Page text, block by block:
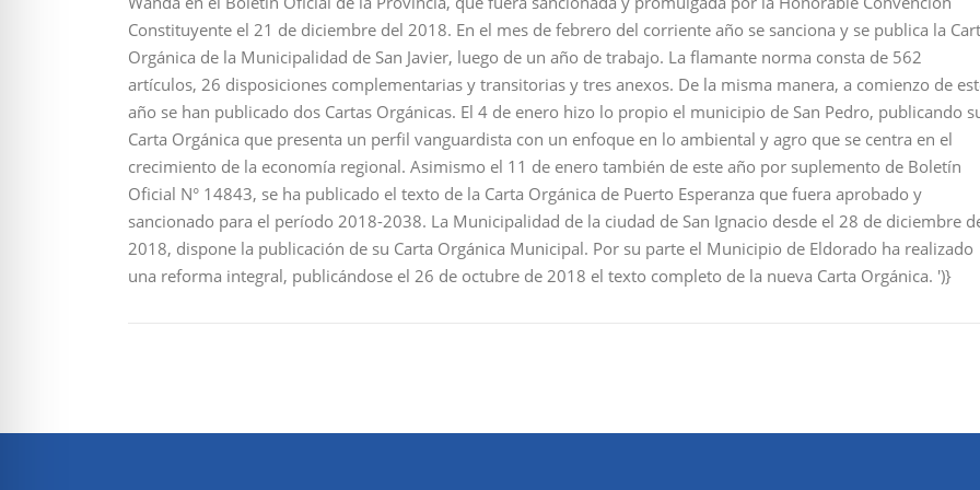
Constituyente el 21 de diciembre del 2018. En el mes de febrero del corriente año se sanciona y se publica la
Orgánica de la Municipalidad de San Javier, luego de un año de trabajo. La flamante norma consta de 562
artículos, 26 disposiciones complementarias y transitorias y tres anexos. De la misma manera, a comienzo de
año se han publicado dos Cartas Orgánicas. El 4 de enero hizo lo propio el municipio de San Pedro, publicando
Carta Orgánica que presenta un perfil vanguardista con un enfoque en lo ambiental y agro que se centra en el
crecimiento de la economía regional. Asimismo el 11 de enero también de este año por suplemento de Boletín
Oficial N° 14843, se ha publicado el texto de la Carta Orgánica de Puerto Esperanza que fuera aprobado y
sancionado para el período 2018-2038. La Municipalidad de la ciudad de San Ignacio desde el 28 de diciembre
2018, dispone la publicación de su Carta Orgánica Municipal. Por su parte el Municipio de Eldorado ha realizado
una reforma integral, publicándose el 26 de octubre de 2018 el texto completo de la nueva Carta Orgánica. ')}